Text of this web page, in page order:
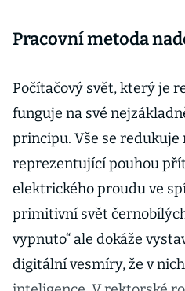
Pracovní metoda
Počítačový svět, který je
funguje na své
principu. Vše se redukuje
reprezentující pouhou
elektrického proudu ve
primitivní svět
vypnuto“ ale dokáže
digitální vesmíry, že v